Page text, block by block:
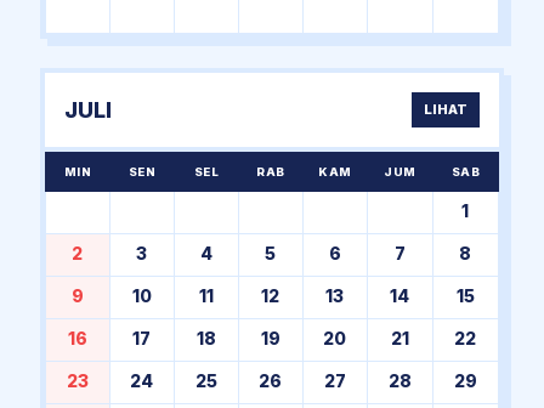
JULI LIHAT
MIN SEN SEL RAB KAM JUM SAB
1
2 3 4 5 6 7 8
9 10 11 12 13 14 15
16 17 18 19 20 21 22
23 24 25 26 27 28 29